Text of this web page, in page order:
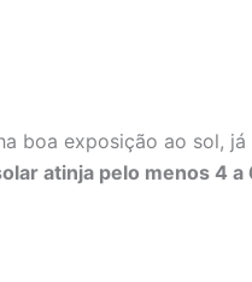
boa exposição ao sol,
atinja pelo menos 4 a